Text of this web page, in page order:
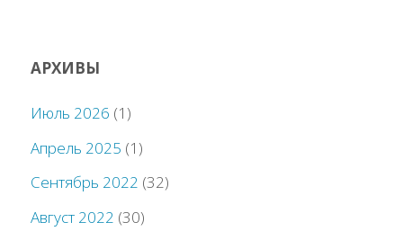
АРХИВЫ
Июль 2026 (1)
Апрель 2025 (1)
Сентябрь 2022 (32)
Август 2022 (30)